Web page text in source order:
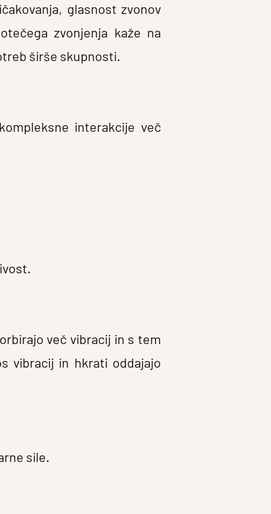
glasnost zvonov
zvonjenja kaže na
širše skupnosti.
interakcije več
več vibracij in s tem
vibracij in hkrati oddajajo
sile.